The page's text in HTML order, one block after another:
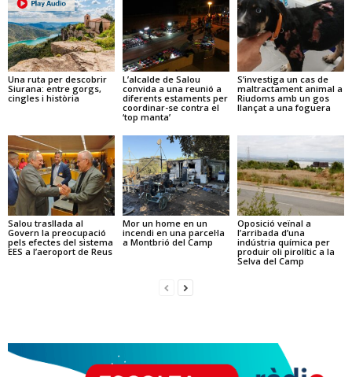
Una ruta per descobrir
Siurana: entre gorgs,
cingles i història
L’alcalde de Salou
convida a una reunió a
diferents estaments per
coordinar-se contra el
‘top manta’
S’investiga un cas de
maltractament animal a
Riudoms amb un gos
llançat a una foguera
Salou trasllada al
Govern la preocupació
pels efectes del sistema
EES a l’aeroport de Reus
Mor un home en un
incendi en una parcel·la
a Montbrió del Camp
Oposició veïnal a
l’arribada d’una
indústria química per
produir oli pirolític a la
Selva del Camp